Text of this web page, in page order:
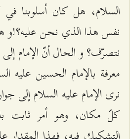
السلام، هل كان أسلوبنا
نفس هذا الذي نحن
نتصرّف؟ و الحال أنّ الإمام
معرفة بالإمام الحسين عليه
نرى الإمام عليه السلام إلى
كلّ مكان، وهو أمر ثابت